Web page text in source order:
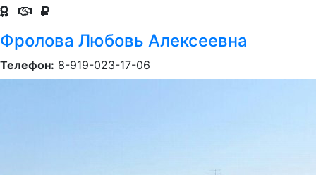
Фролова Любовь Алексеевна
Телефон: 8-919-023-17-06